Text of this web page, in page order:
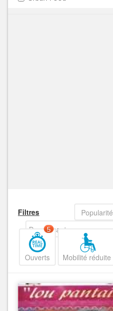
Filtres
Popularité
Decroissant
Ouverts
5
Mobilité réduite